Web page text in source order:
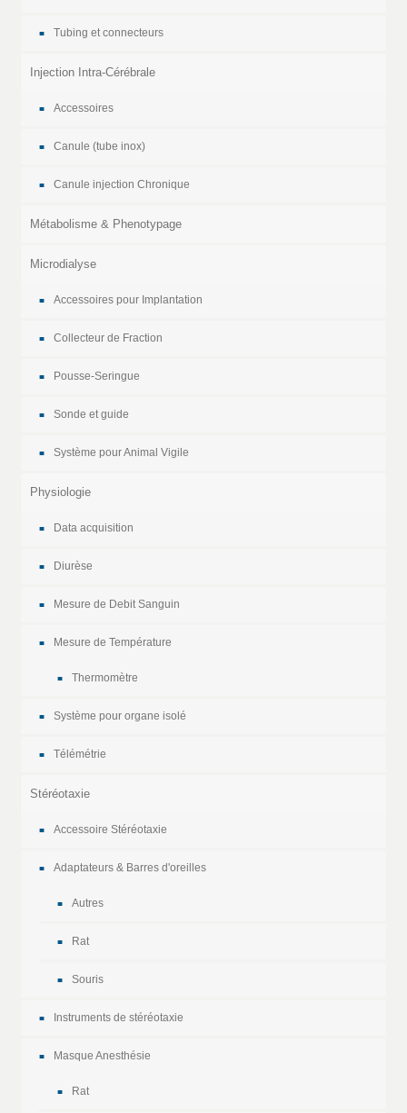
Tubing et connecteurs
Injection Intra-Cérébrale
Accessoires
Canule (tube inox)
Canule injection Chronique
Métabolisme & Phenotypage
Microdialyse
Accessoires pour Implantation
Collecteur de Fraction
Pousse-Seringue
Sonde et guide
Système pour Animal Vigile
Physiologie
Data acquisition
Diurèse
Mesure de Debit Sanguin
Mesure de Température
Thermomètre
Système pour organe isolé
Télémétrie
Stéréotaxie
Accessoire Stéréotaxie
Adaptateurs & Barres d'oreilles
Autres
Rat
Souris
Instruments de stéréotaxie
Masque Anesthésie
Rat